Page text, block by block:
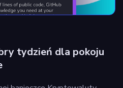
tydzień dla pokoju